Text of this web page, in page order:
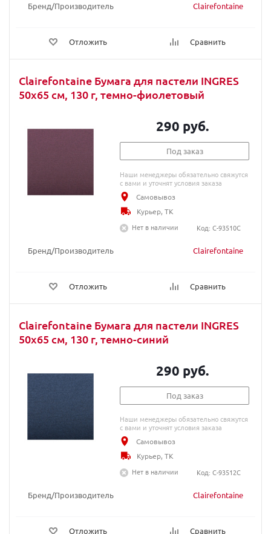
Бренд/Производитель Clairefontaine
Отложить Сравнить
Clairefontaine Бумага для пастели INGRES
50х65 см, 130 г, темно-фиолетовый
Бренд/Производитель Clairefontaine
Отложить Сравнить
290 руб.
Под заказ
Наши менеджеры обязательно свяжутся
с вами и уточнят условия заказа
Самовывоз
Курьер, ТК
Нет в наличии
Код: C-93510C
Clairefontaine Бумага для пастели INGRES
50х65 см, 130 г, темно-синий
Бренд/Производитель Clairefontaine
Отложить Сравнить
290 руб.
Под заказ
Наши менеджеры обязательно свяжутся
с вами и уточнят условия заказа
Самовывоз
Курьер, ТК
Нет в наличии
Код: C-93512C